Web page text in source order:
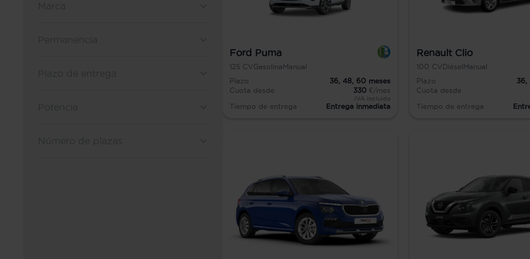
Ford Puma
125 CVGasolina Manual
Plazo
36, 48, 60 meses
Cuota desde
330 €/mes
IVA incluido
Tiempo de entrega Entrega inmediata
Renault Clio
100 CV Diésel Manual
Plazo
36,
Cuota desde
Tiempo de entrega